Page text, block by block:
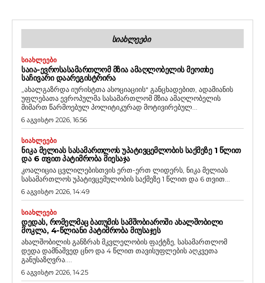
ᲡᲘᲐᲮᲚᲔᲔᲑᲘ
ᲡᲘᲐᲮᲚᲔᲔᲑᲘ
ᲡᲐᲘᲐ-ᲔᲕᲠᲝᲡᲐᲡᲐᲛᲐᲠᲗᲚᲝᲛ ᲛᲖᲘᲐ ᲐᲛᲐᲦᲚᲝᲑᲔᲚᲘᲡ ᲛᲔᲝᲗᲮᲔ
ᲡᲐᲩᲘᲕᲐᲠᲘ ᲓᲐᲐᲠᲔᲒᲘᲡᲢᲠᲘᲠᲐ
„ახალგაზრდა იურისტთა ასოციაციის“ განცხადებით, ადამიანის
უფლებათა ევროპულმა სასამართლომ მზია ამაღლობელის
მიმართ წარმოებულ პოლიტიკურად მოტივირებულ...
6 აგვისტო 2026, 16:56
ᲡᲘᲐᲮᲚᲔᲔᲑᲘ
ᲜᲘᲙᲐ ᲛᲔᲚᲘᲐᲡ ᲡᲐᲡᲐᲛᲐᲠᲗᲚᲝᲡ ᲣᲞᲐᲢᲘᲕᲪᲔᲛᲚᲝᲑᲘᲡ ᲡᲐᲥᲛᲔᲖᲔ 1 ᲬᲚᲘᲗ
ᲓᲐ 6 ᲗᲕᲘᲗ ᲞᲐᲢᲘᲛᲠᲝᲑᲐ ᲛᲘᲔᲡᲐᲯᲐ
კოალიცია ცვლილებისთვის ერთ-ერთ ლიდერს, ნიკა მელიას
სასამართლოს უპატივცემულობის საქმეზე 1 წლით და 6 თვით...
6 აგვისტო 2026, 14:49
ᲡᲘᲐᲮᲚᲔᲔᲑᲘ
ᲓᲔᲓᲐᲡ, ᲠᲝᲛᲔᲚᲛᲐᲪ ᲑᲐᲗᲣᲛᲘᲡ ᲡᲐᲛᲨᲝᲑᲘᲐᲠᲝᲨᲘ ᲐᲮᲐᲚᲨᲝᲑᲘᲚᲘ
ᲛᲝᲙᲚᲐ, 4-ᲬᲚᲘᲐᲜᲘ ᲞᲐᲢᲘᲛᲠᲝᲑᲐ ᲛᲘᲣᲡᲐᲯᲔᲡ
ახალშობილის განზრახ მკვლელობის ფაქტზე, სასამართლომ
დედა დამნაშვედ ცნო და 4 წლით თავისუფლების აღკვეთა
განუსაზღვრა....
6 აგვისტო 2026, 14:25